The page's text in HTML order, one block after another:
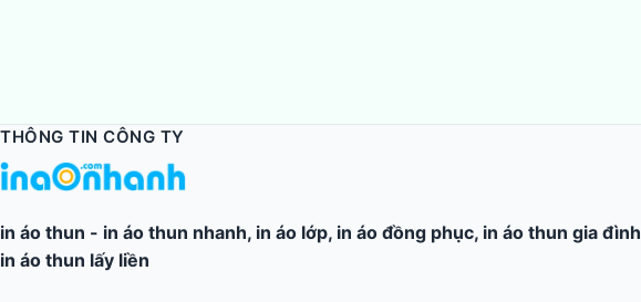
THÔNG TIN CÔNG TY
in áo thun - in áo thun nhanh, in áo lớp, in áo đồng phục, in áo thun gia đình
in áo thun lấy liền